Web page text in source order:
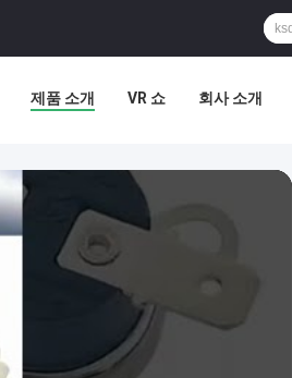
제품 소개 VR 쇼 회사 소개